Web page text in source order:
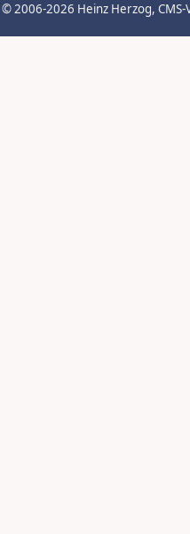
© 2006-2026 Heinz Herzog,